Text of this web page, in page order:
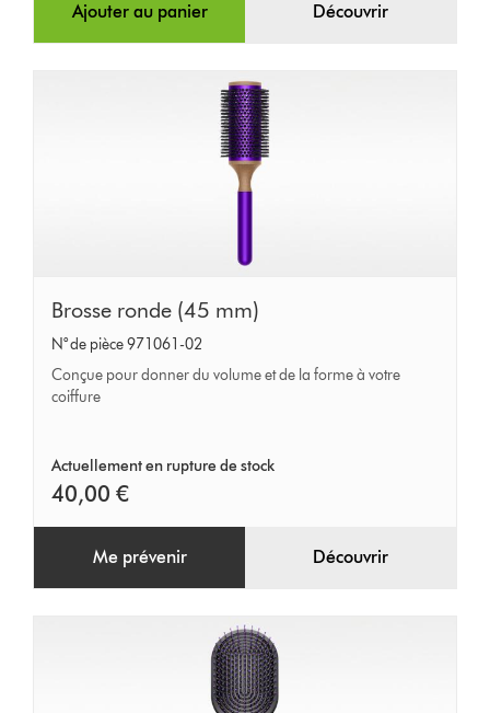
Ajouter au panier Découvrir
Brosse
ronde
(45
mm)
Brosse ronde (45 mm)
N° de pièce 971061-02
Conçue pour donner du volume et de la forme à votre
coiffure
Actuellement en rupture de stock
40,00 €
Me prévenir Découvrir